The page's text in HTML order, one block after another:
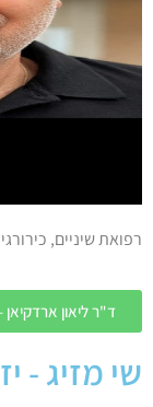
רפואת שיניים,
ד"ר ליאון ארדקיאן
שי מזיג -